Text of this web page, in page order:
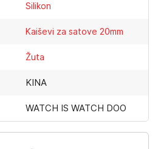
Silikon
Kaiševi za satove 20mm
Žuta
KINA
WATCH IS WATCH DOO